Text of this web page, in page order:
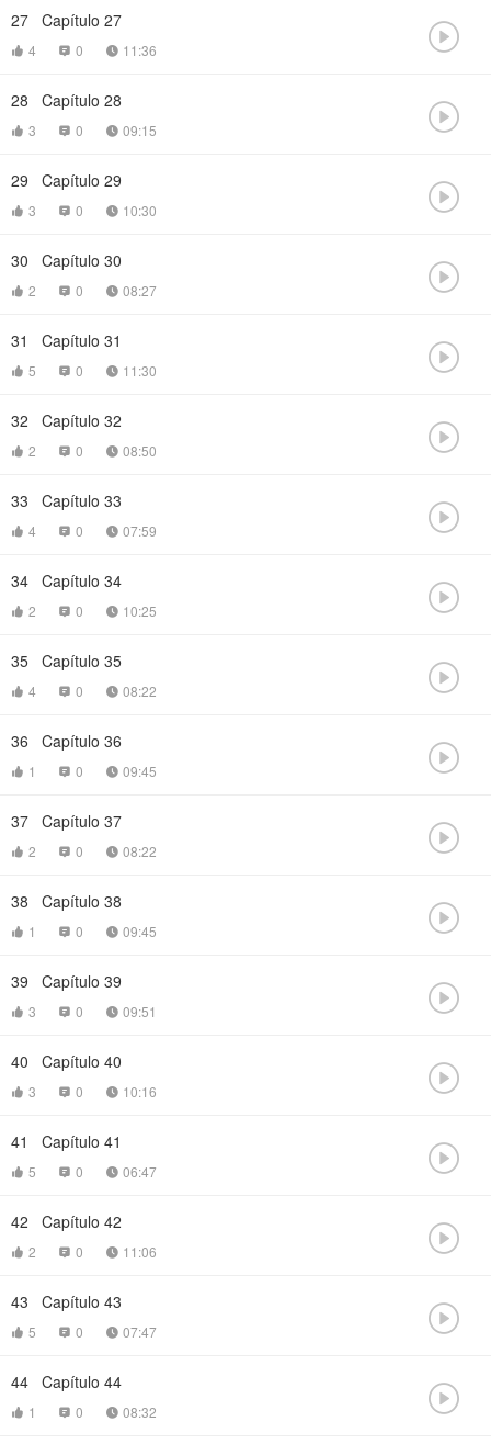
27 Capítulo 27
 4  0  11:36 
28 Capítulo 28
 3  0  09:15 
29 Capítulo 29
 3  0  10:30 
30 Capítulo 30
 2  0  08:27 
31 Capítulo 31
 5  0  11:30 
32 Capítulo 32
 2  0  08:50 
33 Capítulo 33
 4  0  07:59 
34 Capítulo 34
 2  0  10:25 
35 Capítulo 35
 4  0  08:22 
36 Capítulo 36
 1  0  09:45 
37 Capítulo 37
 2  0  08:22 
38 Capítulo 38
 1  0  09:45 
39 Capítulo 39
 3  0  09:51 
40 Capítulo 40
 3  0  10:16 
41 Capítulo 41
 5  0  06:47 
42 Capítulo 42
 2  0  11:06 
43 Capítulo 43
 5  0  07:47 
44 Capítulo 44
 1  0  08:32 